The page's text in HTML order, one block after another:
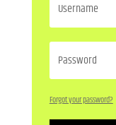
Forgot your password?